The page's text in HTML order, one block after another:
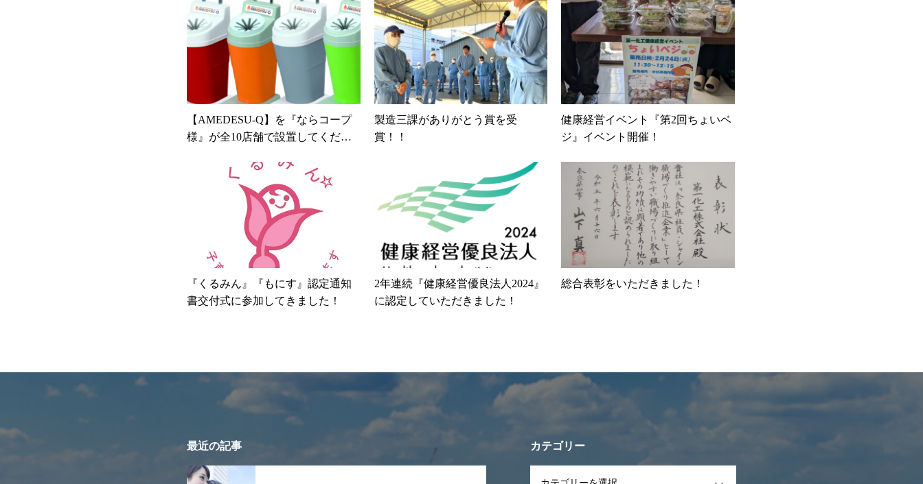
【AMEDESU-Q】を『ならコープ
様』が全10店舗で設置してくださ
製造三課がありがとう賞を受
賞！！
健康経営イベント『第2回ちょいベ
ジ』イベント開催！
『くるみん』『もにす』認定通知
書交付式に参加してきました！
2年連続『健康経営優良法人2024』
に認定していただきました！
総合表彰をいただきました！
最近の記事 カテゴリー